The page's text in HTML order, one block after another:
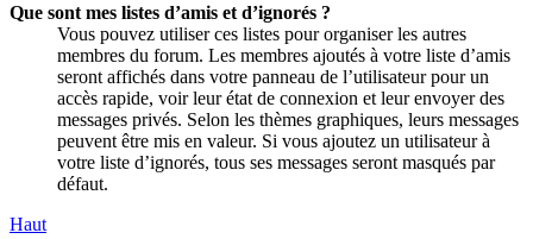
Que sont mes listes d’amis et d’ignorés ?
Vous pouvez utiliser ces listes pour organiser les autres
membres du forum. Les membres ajoutés à votre liste d’amis
seront affichés dans votre panneau de l’utilisateur pour un
accès rapide, voir leur état de connexion et leur envoyer des
messages privés. Selon les thèmes graphiques, leurs messages
peuvent être mis en valeur. Si vous ajoutez un utilisateur à
votre liste d’ignorés, tous ses messages seront masqués par
défaut.
Haut